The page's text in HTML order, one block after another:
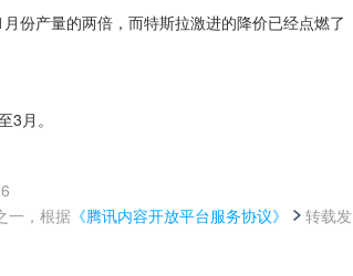
份产量的两倍，而特斯拉激进的降价已经点燃了
月。
一，根据 《腾讯内容开放平台服务协议》
转载发